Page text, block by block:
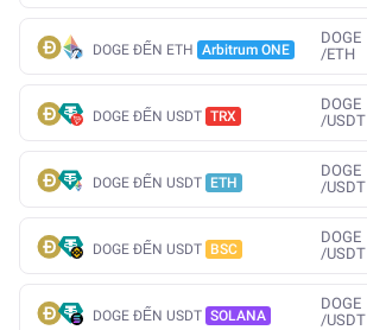
DOGE ĐẾN ETH Arbitrum ONE
DOGE
/ETH
DOGE ĐẾN USDT TRX
DOGE
/USDT
DOGE ĐẾN USDT ETH
DOGE
/USDT
DOGE ĐẾN USDT BSC
DOGE
/USDT
DOGE ĐẾN USDT SOLANA
DOGE
/USDT